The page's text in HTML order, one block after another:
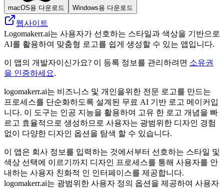
macOS용 다운로드 Windows용 다운로드
웹사이트
Logomakerr.ai는 사용자가 선호하는 스타일과 색상을 기반으로
AI를 활용하여 맞춤형 로고를 쉽게 생성할 수 있는 앱입니다.
이 앱의 개발자이신가요? 이 등록 정보를 관리하려면 소유권
을 인증하세요.
logomakerr.ai는 비즈니스 및 개인을위한 전문 로고를 만드는
프로세스를 단순화하도록 설계된 무료 AI 기반 로고 메이커입
니다. 이 도구는 인공 지능을 활용하여 고유 한 로고 개념을 빠
르고 효율적으로 생성하므로 사용자는 광범위한 디자인 경험
없이 다양한 디자인 옵션을 탐색 할 수 있습니다.
이 앱은 회사 정보를 입력하는 것에서부터 선호하는 스타일 및
색상 선택에 이르기까지 디자인 프로세스를 통해 사용자를 안
내하는 사용자 친화적 인 인터페이스를 제공합니다.
logomakerr.ai는 광범위한 사용자 정의 옵션을 제공하여 사용자